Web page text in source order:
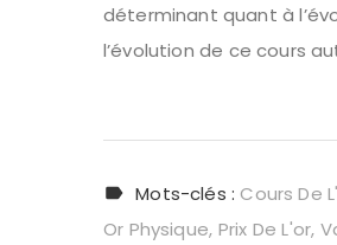
déterminant quant à
l’évolution de ce cours
Mots-clés : Cours De
Or Physique Prix De L'or